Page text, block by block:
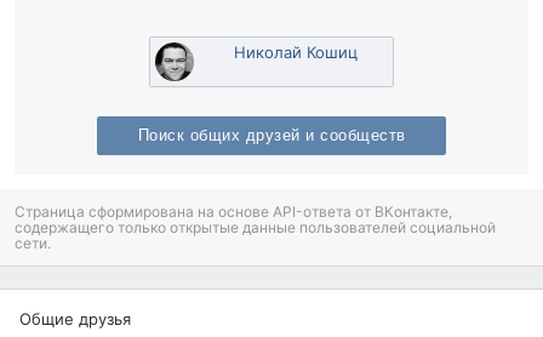
Николай Кошиц
Поиск общих друзей и сообщест
Страница сформирована на основе API-ответа от ВКонтакте,
содержащего только открытые данные пользователей социальной
сети.
Общие друзья